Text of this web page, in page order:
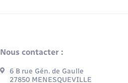
Nous contacter :
6 B rue Gén. de Gaulle
27850 MENESQUEVILLE